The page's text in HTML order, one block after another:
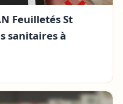
Feuilletés St
sanitaires à